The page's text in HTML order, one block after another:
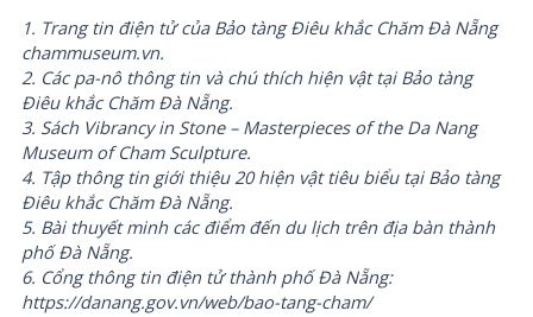
1. Trang tin điện tử của Bảo tàng Điêu khắc Chăm Đà Nẵng
chammuseum.vn.
2. Các pa-nô thông tin và chú thích hiện vật tại Bảo tàng
Điêu khắc Chăm Đà Nẵng.
3. Sách Vibrancy in Stone – Masterpieces of the Da Nang
Museum of Cham Sculpture.
4. Tập thông tin giới thiệu 20 hiện vật tiêu biểu tại Bảo tàng
Điêu khắc Chăm Đà Nẵng.
5. Bài thuyết minh các điểm đến du lịch trên địa bàn thành
phố Đà Nẵng.
6. Cổng thông tin điện tử thành phố Đà Nẵng:
https://danang.gov.vn/web/bao-tang-cham/